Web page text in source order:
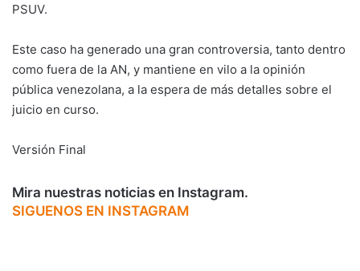
PSUV.
Este caso ha generado una gran controversia, tanto dentro
como fuera de la AN, y mantiene en vilo a la opinión
pública venezolana, a la espera de más detalles sobre el
juicio en curso.
Versión Final
Mira nuestras noticias en Instagram.
SIGUENOS EN INSTAGRAM